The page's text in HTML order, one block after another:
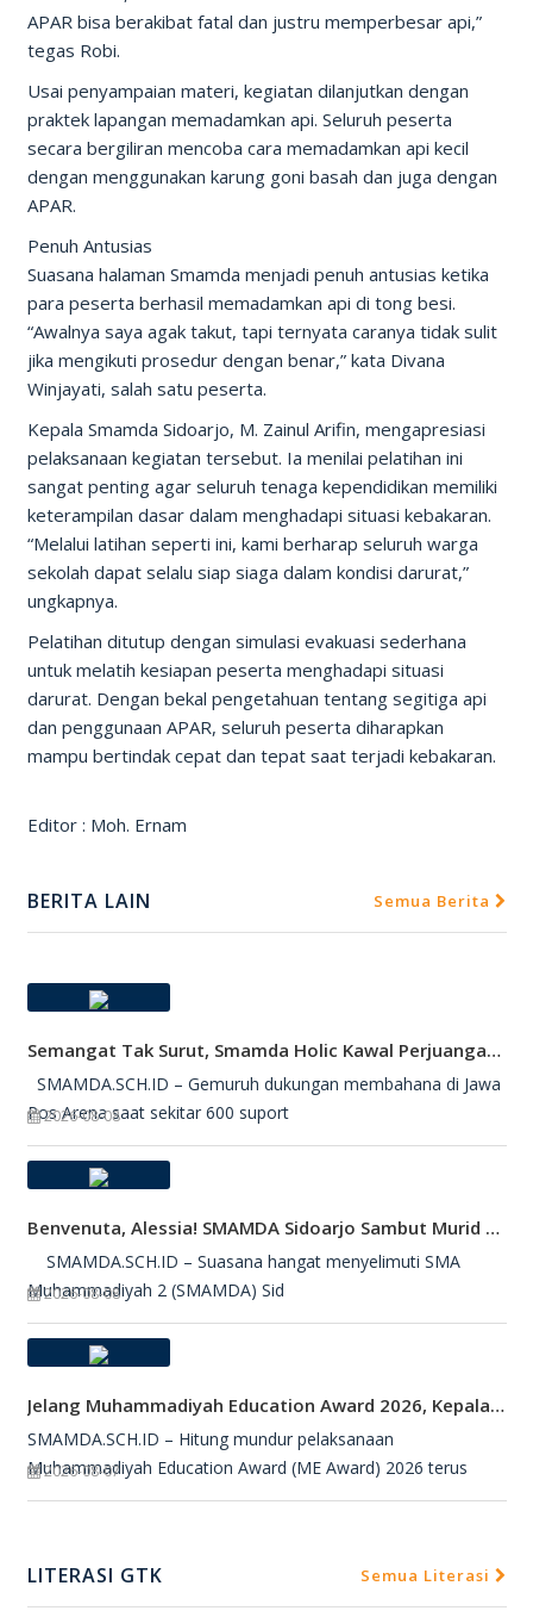
APAR bisa berakibat fatal dan justru memperbesar api,”
tegas Robi.
Usai penyampaian materi, kegiatan dilanjutkan dengan
praktek lapangan memadamkan api. Seluruh peserta
secara bergiliran mencoba cara memadamkan api kecil
dengan menggunakan karung goni basah dan juga dengan
APAR.
Penuh Antusias
Suasana halaman Smamda menjadi penuh antusias ketika
para peserta berhasil memadamkan api di tong besi.
“Awalnya saya agak takut, tapi ternyata caranya tidak sulit
jika mengikuti prosedur dengan benar,” kata Divana
Winjayati, salah satu peserta.
Kepala Smamda Sidoarjo, M. Zainul Arifin, mengapresiasi
pelaksanaan kegiatan tersebut. Ia menilai pelatihan ini
sangat penting agar seluruh tenaga kependidikan memiliki
keterampilan dasar dalam menghadapi situasi kebakaran.
“Melalui latihan seperti ini, kami berharap seluruh warga
sekolah dapat selalu siap siaga dalam kondisi darurat,”
ungkapnya.
Pelatihan ditutup dengan simulasi evakuasi sederhana
untuk melatih kesiapan peserta menghadapi situasi
darurat. Dengan bekal pengetahuan tentang segitiga api
dan penggunaan APAR, seluruh peserta diharapkan
mampu bertindak cepat dan tepat saat terjadi kebakaran.
Editor : Moh. Ernam
BERITA LAIN Semua Berita
Semangat Tak Surut, Smamda Holic Kawal Perjuangan Tim Basket Smamda Di DBL 2026
SMAMDA.SCH.ID – Gemuruh dukungan membahana di Jawa
Pos Arena saat sekitar 600 suport
2026-08-08
Benvenuta, Alessia! SMAMDA Sidoarjo Sambut Murid Pertukaran Pelajar Dari Italia
SMAMDA.SCH.ID – Suasana hangat menyelimuti SMA
Muhammadiyah 2 (SMAMDA) Sid
2026-08-08
Jelang Muhammadiyah Education Award 2026, Kepala SMAMDA Sidoarjo Suntik Semangat Kontingen
SMAMDA.SCH.ID – Hitung mundur pelaksanaan
Muhammadiyah Education Award (ME Award) 2026 terus
2026-08-07
LITERASI GTK Semua Literasi